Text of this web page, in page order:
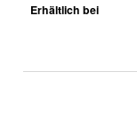
Erhältlich bei